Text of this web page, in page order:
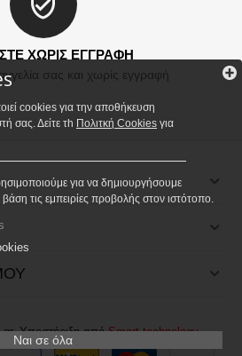
ΧΩΡΙΣ ΕΓΓΡΑΦΗ
σας και χωρίς εγγραφή
Υποστήριξη απόSmart technology
cookies για την αποθήκευση
σας. Δείτε τh Πολιτκή Cookies για
για να δημιουργήσουμε
τις εμπειρίες προβολής στον ιστότοπο.
Ναι σε όλα